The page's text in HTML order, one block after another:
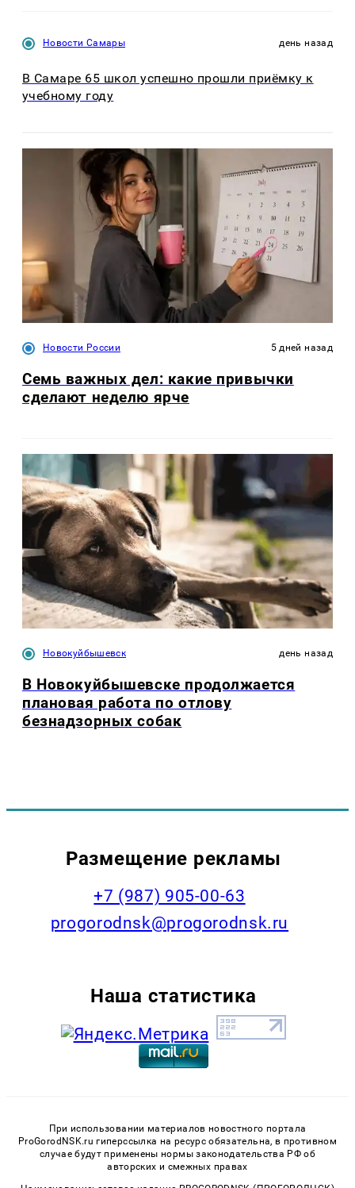
Новости Самары день назад
В Самаре 65 школ успешно прошли приёмку к
учебному году
Новости России 5 дней назад
Семь важных дел: какие привычки
сделают неделю ярче
Новокуйбышевск день назад
В Новокуйбышевске продолжается
плановая работа по отлову
безнадзорных собак
Размещение рекламы
+7 (987) 905-00-63
progorodnsk@progorodnsk.ru
Наша статистика
При использовании материалов новостного портала
ProGorodNSK.ru гиперссылка на ресурс обязательна, в противном
случае будут применены нормы законодательства РФ об
авторских и смежных правах